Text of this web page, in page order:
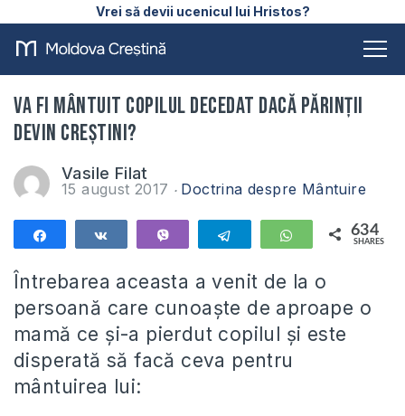
Vrei să devii ucenicul lui Hristos?
Va fi mântuit copilul decedat dacă părinții
devin creștini?
Vasile Filat
15 august 2017 Doctrina despre Mântuire
Telegram WhatsApp
634
SHARES
Întrebarea aceasta a venit de la o
persoană care cunoaște de aproape o
mamă ce și-a pierdut copilul și este
disperată să facă ceva pentru
mântuirea lui: